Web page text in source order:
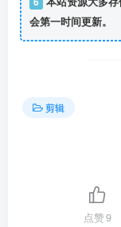
会第一时间更新。
剪辑
点赞9